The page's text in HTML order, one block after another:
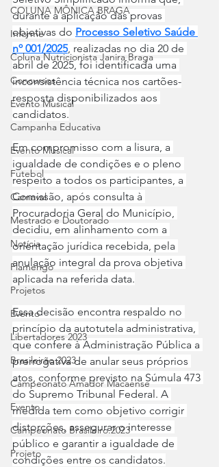
COLUNA MÔNICA BRAGA
Informe
Coluna Nutricionista Janira Braga
Concursos
Evento Musical
Campanha Educativa
Evento Musical
Futebol
Carnaval
Mestrado e Doutorado
Notícia
Flamengo
Projetos
Evento
Libertadores 2023
Brasileirão 2023
Campeonato Amador Macaense
Evento
Campeonato Brasileiro.2023
Projeto
durante a aplicação das provas
objetivas do Processo Seletivo Saúde
nº 001/2025, realizadas no dia 20 de
abril de 2025, foi identificada uma
inconsistência técnica nos cartões-
resposta disponibilizados aos
candidatos.
Em compromisso com a lisura, a
igualdade de condições e o pleno
respeito a todos os participantes, a
Comissão, após consulta à
Procuradoria Geral do Município,
decidiu, em alinhamento com a
orientação jurídica recebida, pela
anulação integral da prova objetiva
aplicada na referida data.
Essa decisão encontra respaldo no
princípio da autotutela administrativa,
que confere à Administração Pública a
prerrogativa de anular seus próprios
atos, conforme previsto na Súmula 473
do Supremo Tribunal Federal. A
medida tem como objetivo corrigir
distorções, assegurar o interesse
público e garantir a igualdade de
condições entre os candidatos.